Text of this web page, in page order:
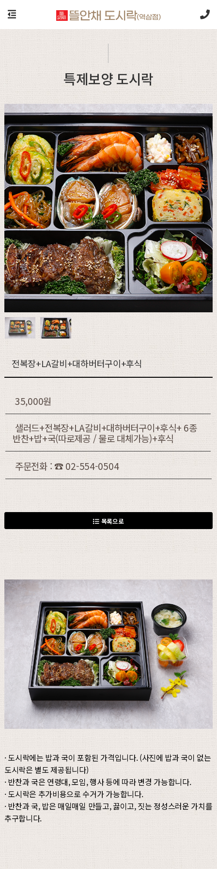
특제보양 도시락
전복장+LA갈비+대하버터구이+후식
35,000원
샐러드+전복장+LA갈비+대하버터구이+후식+ 6종
반찬+밥+국(따로제공 / 물로 대체가능)+후식
주문전화 : ☎ 02-554-0504
목록으로
· 도시락에는 밥과 국이 포함된 가격입니다. (사진에 밥과 국이 없는
도시락은 별도 제공됩니다)
· 반찬과 국은 연령대, 모임, 행사 등에 따라 변경 가능합니다.
· 도시락은 추가비용으로 수거가 가능합니다.
· 반찬과 국, 밥은 매일매일 만들고, 끓이고, 짓는 정성스러운 가치를
추구합니다.